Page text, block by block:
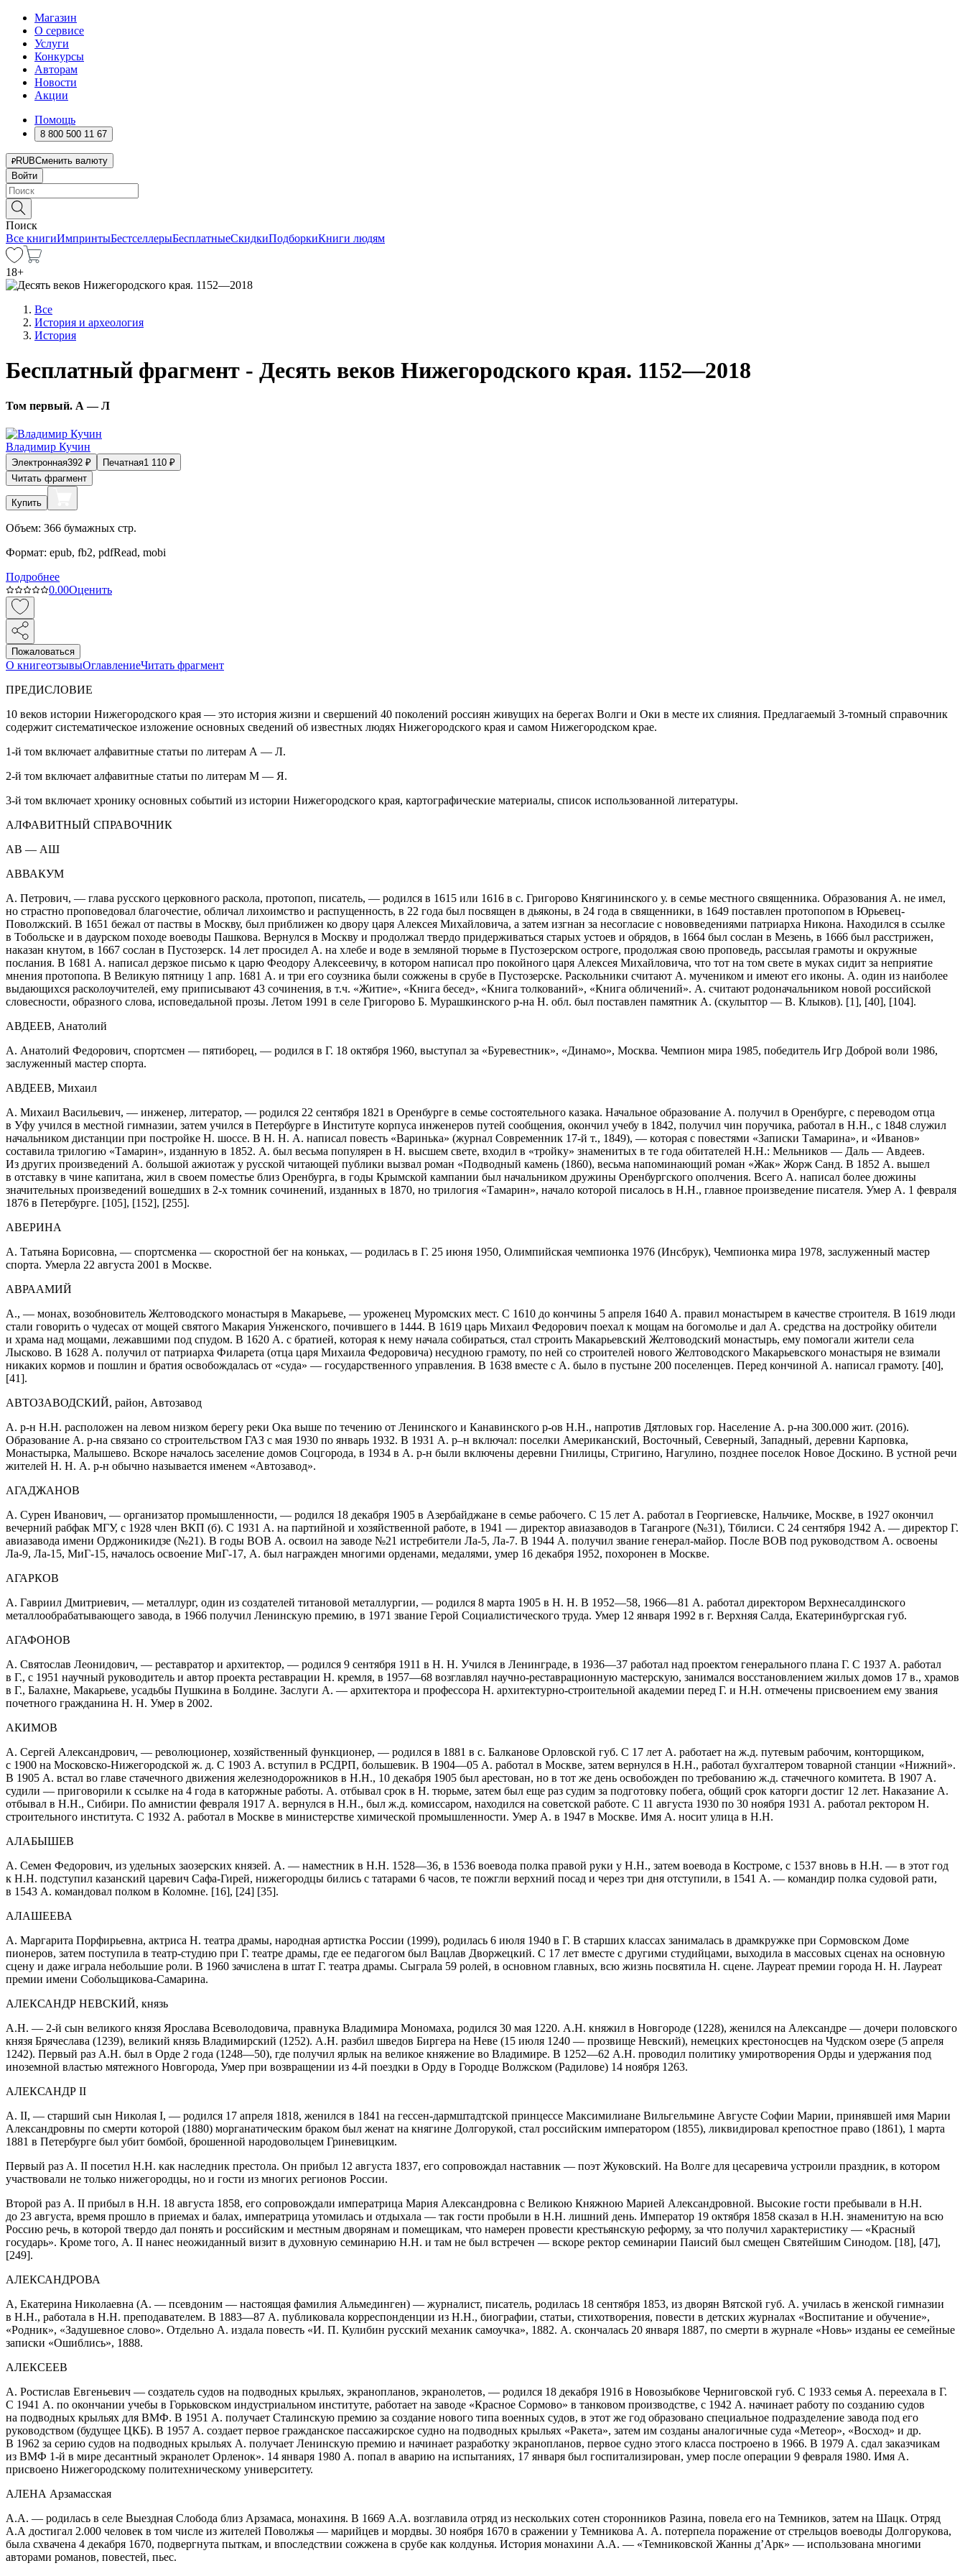
Магазин
О сервисе
Услуги
Конкурсы
Авторам
Новости
Акции
Помощь
8 800 500 11 67
RUBСменить валюту
Войти
Поиск
Все книгиИмпринтыБестселлерыБесплатныеСкидкиПодборкиКниги людям
18+
Все
История и археология
История
Бесплатный фрагмент - Десять веков Нижегородского края. 1152—2018
Том первый. А — Л
Владимир Кучин
Электронная392 ₽ Печатная1 110 ₽
Читать фрагмент
Купить
Объем: 366 бумажных стр.
Формат: epub, fb2, pdfRead, mobi
Подробнее
0.00Оценить
Пожаловаться
О книгеотзывыОглавлениеЧитать фрагмент
ПРЕДИСЛОВИЕ
10 веков истории Нижегородского края — это история жизни и свершений 40 поколений россиян живущих на берегах Волги и Оки в месте их слияния. Предлагаемый 3-томный справочник
содержит систематическое изложение основных сведений об известных людях Нижегородского края и самом Нижегородском крае.
1-й том включает алфавитные статьи по литерам А — Л.
2-й том включает алфавитные статьи по литерам М — Я.
3-й том включает хронику основных событий из истории Нижегородского края, картографические материалы, список использованной литературы.
АЛФАВИТНЫЙ СПРАВОЧНИК
АВ — АШ
АВВАКУМ
А. Петрович, — глава русского церковного раскола, протопоп, писатель, — родился в 1615 или 1616 в с. Григорово Княгининского у. в семье местного священника. Образования А. не имел,
но страстно проповедовал благочестие, обличал лихоимство и распущенность, в 22 года был посвящен в дьяконы, в 24 года в священники, в 1649 поставлен протопопом в Юрьевец-
Поволжский. В 1651 бежал от паствы в Москву, был приближен ко двору царя Алексея Михайловича, а затем изгнан за несогласие с нововведениями патриарха Никона. Находился в ссылке
в Тобольске и в даурском походе воеводы Пашкова. Вернулся в Москву и продолжал твердо придерживаться старых устоев и обрядов, в 1664 был сослан в Мезень, в 1666 был расстрижен,
наказан кнутом, в 1667 сослан в Пустозерск. 14 лет просидел А. на хлебе и воде в земляной тюрьме в Пустозерском остроге, продолжая свою проповедь, рассылая грамоты и окружные
послания. В 1681 А. написал дерзкое письмо к царю Феодору Алексеевичу, в котором написал про покойного царя Алексея Михайловича, что тот на том свете в муках сидит за неприятие
мнения протопопа. В Великую пятницу 1 апр. 1681 А. и три его соузника были сожжены в срубе в Пустозерске. Раскольники считают А. мучеником и имеют его иконы. А. один из наиболее
выдающихся расколоучителей, ему приписывают 43 сочинения, в т.ч. «Житие», «Книга бесед», «Книга толкований», «Книга обличений». А. считают родоначальником новой российской
словесности, образного слова, исповедальной прозы. Летом 1991 в селе Григорово Б. Мурашкинского р-на Н. обл. был поставлен памятник А. (скульптор — В. Клыков). [1], [40], [104].
АВДЕЕВ, Анатолий
А. Анатолий Федорович, спортсмен — пятиборец, — родился в Г. 18 октября 1960, выступал за «Буревестник», «Динамо», Москва. Чемпион мира 1985, победитель Игр Доброй воли 1986,
заслуженный мастер спорта.
АВДЕЕВ, Михаил
А. Михаил Васильевич, — инженер, литератор, — родился 22 сентября 1821 в Оренбурге в семье состоятельного казака. Начальное образование А. получил в Оренбурге, с переводом отца
в Уфу учился в местной гимназии, затем учился в Петербурге в Институте корпуса инженеров путей сообщения, окончил учебу в 1842, получил чин поручика, работал в Н.Н., с 1848 служил
начальником дистанции при постройке Н. шоссе. В Н. Н. А. написал повесть «Варинька» (журнал Современник 17-й т., 1849), — которая с повестями «Записки Тамарина», и «Иванов»
составила трилогию «Тамарин», изданную в 1852. А. был весьма популярен в Н. высшем свете, входил в «тройку» знаменитых в те года обитателей Н.Н.: Мельников — Даль — Авдеев.
Из других произведений А. большой ажиотаж у русской читающей публики вызвал роман «Подводный камень (1860), весьма напоминающий роман «Жак» Жорж Санд. В 1852 А. вышел
в отставку в чине капитана, жил в своем поместье близ Оренбурга, в годы Крымской кампании был начальником дружины Оренбургского ополчения. Всего А. написал более дюжины
значительных произведений вошедших в 2-х томник сочинений, изданных в 1870, но трилогия «Тамарин», начало которой писалось в Н.Н., главное произведение писателя. Умер А. 1 февраля
1876 в Петербурге. [105], [152], [255].
АВЕРИНА
А. Татьяна Борисовна, — спортсменка — скоростной бег на коньках, — родилась в Г. 25 июня 1950, Олимпийская чемпионка 1976 (Инсбрук), Чемпионка мира 1978, заслуженный мастер
спорта. Умерла 22 августа 2001 в Москве.
АВРААМИЙ
А., — монах, возобновитель Желтоводского монастыря в Макарьеве, — уроженец Муромских мест. С 1610 до кончины 5 апреля 1640 А. правил монастырем в качестве строителя. В 1619 люди
стали говорить о чудесах от мощей святого Макария Унженского, почившего в 1444. В 1619 царь Михаил Федорович поехал к мощам на богомолье и дал А. средства на достройку обители
и храма над мощами, лежавшими под спудом. В 1620 А. с братией, которая к нему начала собираться, стал строить Макарьевский Желтоводский монастырь, ему помогали жители села
Лысково. В 1628 А. получил от патриарха Филарета (отца царя Михаила Федоровича) несудною грамоту, по ней со строителей нового Желтоводского Макарьевского монастыря не взимали
никаких кормов и пошлин и братия освобождалась от «суда» — государственного управления. В 1638 вместе с А. было в пустыне 200 поселенцев. Перед кончиной А. написал грамоту. [40],
[41].
АВТОЗАВОДСКИЙ, район, Автозавод
А. р-н Н.Н. расположен на левом низком берегу реки Ока выше по течению от Ленинского и Канавинского р-ов Н.Н., напротив Дятловых гор. Население А. р-на 300.000 жит. (2016).
Образование А. р-на связано со строительством ГАЗ с мая 1930 по январь 1932. В 1931 А. р–н включал: поселки Американский, Восточный, Северный, Западный, деревни Карповка,
Монастырка, Малышево. Вскоре началось заселение домов Соцгорода, в 1934 в А. р-н были включены деревни Гнилицы, Стригино, Нагулино, позднее поселок Новое Доскино. В устной речи
жителей Н. Н. А. р-н обычно называется именем «Автозавод».
АГАДЖАНОВ
А. Сурен Иванович, — организатор промышленности, — родился 18 декабря 1905 в Азербайджане в семье рабочего. С 15 лет А. работал в Георгиевске, Нальчике, Москве, в 1927 окончил
вечерний рабфак МГУ, с 1928 член ВКП (б). С 1931 А. на партийной и хозяйственной работе, в 1941 — директор авиазаводов в Таганроге (№31), Тбилиси. С 24 сентября 1942 А. — директор Г.
авиазавода имени Орджоникидзе (№21). В годы ВОВ А. освоил на заводе №21 истребители Ла-5, Ла-7. В 1944 А. получил звание генерал-майор. После ВОВ под руководством А. освоены
Ла-9, Ла-15, МиГ-15, началось освоение МиГ-17, А. был награжден многими орденами, медалями, умер 16 декабря 1952, похоронен в Москве.
АГАРКОВ
А. Гавриил Дмитриевич, — металлург, один из создателей титановой металлургии, — родился 8 марта 1905 в Н. Н. В 1952—58, 1966—81 А. работал директором Верхнесалдинского
металлообрабатывающего завода, в 1966 получил Ленинскую премию, в 1971 звание Герой Социалистического труда. Умер 12 января 1992 в г. Верхняя Салда, Екатеринбургская губ.
АГАФОНОВ
А. Святослав Леонидович, — реставратор и архитектор, — родился 9 сентября 1911 в Н. Н. Учился в Ленинграде, в 1936—37 работал над проектом генерального плана Г. С 1937 А. работал
в Г., с 1951 научный руководитель и автор проекта реставрации Н. кремля, в 1957—68 возглавлял научно-реставрационную мастерскую, занимался восстановлением жилых домов 17 в., храмов
в Г., Балахне, Макарьеве, усадьбы Пушкина в Болдине. Заслуги А. — архитектора и профессора Н. архитектурно-строительной академии перед Г. и Н.Н. отмечены присвоением ему звания
почетного гражданина Н. Н. Умер в 2002.
АКИМОВ
А. Сергей Александрович, — революционер, хозяйственный функционер, — родился в 1881 в с. Балканове Орловской губ. С 17 лет А. работает на ж.д. путевым рабочим, конторщиком,
с 1900 на Московско-Нижегородской ж. д. С 1903 А. вступил в РСДРП, большевик. В 1904—05 А. работал в Москве, затем вернулся в Н.Н., работал бухгалтером товарной станции «Нижний».
В 1905 А. встал во главе стачечного движения железнодорожников в Н.Н., 10 декабря 1905 был арестован, но в тот же день освобожден по требованию ж.д. стачечного комитета. В 1907 А.
судили — приговорили к ссылке на 4 года в каторжные работы. А. отбывал срок в Н. тюрьме, затем был еще раз судим за подготовку побега, общий срок каторги достиг 12 лет. Наказание А.
отбывал в Н.Н., Сибири. По амнистии февраля 1917 А. вернулся в Н.Н., был ж.д. комиссаром, находился на советской работе. С 11 августа 1930 по 30 ноября 1931 А. работал ректором Н.
строительного института. С 1932 А. работал в Москве в министерстве химической промышленности. Умер А. в 1947 в Москве. Имя А. носит улица в Н.Н.
АЛАБЫШЕВ
А. Семен Федорович, из удельных заозерских князей. А. — наместник в Н.Н. 1528—36, в 1536 воевода полка правой руки у Н.Н., затем воевода в Костроме, с 1537 вновь в Н.Н. — в этот год
к Н.Н. подступил казанский царевич Сафа-Гирей, нижегородцы бились с татарами 6 часов, те пожгли верхний посад и через три дня отступили, в 1541 А. — командир полка судовой рати,
в 1543 А. командовал полком в Коломне. [16], [24] [35].
АЛАШЕЕВА
А. Маргарита Порфирьевна, актриса Н. театра драмы, народная артистка России (1999), родилась 6 июля 1940 в Г. В старших классах занималась в драмкружке при Сормовском Доме
пионеров, затем поступила в театр-студию при Г. театре драмы, где ее педагогом был Вацлав Дворжецкий. С 17 лет вместе с другими студийцами, выходила в массовых сценах на основную
сцену и даже играла небольшие роли. В 1960 зачислена в штат Г. театра драмы. Сыграла 59 ролей, в основном главных, всю жизнь посвятила Н. сцене. Лауреат премии города Н. Н. Лауреат
премии имени Собольщикова-Самарина.
АЛЕКСАНДР НЕВСКИЙ, князь
А.Н. — 2-й сын великого князя Ярослава Всеволодовича, правнука Владимира Мономаха, родился 30 мая 1220. А.Н. княжил в Новгороде (1228), женился на Александре — дочери половского
князя Брячеслава (1239), великий князь Владимирский (1252). А.Н. разбил шведов Биргера на Неве (15 июля 1240 — прозвище Невский), немецких крестоносцев на Чудском озере (5 апреля
1242). Первый раз А.Н. был в Орде 2 года (1248—50), где получил ярлык на великое княжение во Владимире. В 1252—62 А.Н. проводил политику умиротворения Орды и удержания под
иноземной властью мятежного Новгорода, Умер при возвращении из 4-й поездки в Орду в Городце Волжском (Радилове) 14 ноября 1263.
АЛЕКСАНДР II
А. II, — старший сын Николая I, — родился 17 апреля 1818, женился в 1841 на гессен-дармштадтской принцессе Максимилиане Вильгельмине Августе Софии Марии, принявшей имя Марии
Александровны по смерти которой (1880) морганатическим браком был женат на княгине Долгорукой, стал российским императором (1855), ликвидировал крепостное право (1861), 1 марта
1881 в Петербурге был убит бомбой, брошенной народовольцем Гриневицким.
Первый раз А. II посетил Н.Н. как наследник престола. Он прибыл 12 августа 1837, его сопровождал наставник — поэт Жуковский. На Волге для цесаревича устроили праздник, в котором
участвовали не только нижегородцы, но и гости из многих регионов России.
Второй раз А. II прибыл в Н.Н. 18 августа 1858, его сопровождали императрица Мария Александровна с Великою Княжною Марией Александровной. Высокие гости пребывали в Н.Н.
до 23 августа, время прошло в приемах и балах, императрица утомилась и отдыхала — так гости пробыли в Н.Н. лишний день. Император 19 октября 1858 сказал в Н.Н. знаменитую на всю
Россию речь, в которой твердо дал понять и российским и местным дворянам и помещикам, что намерен провести крестьянскую реформу, за что получил характеристику — «Красный
государь». Кроме того, А. II нанес неожиданный визит в духовную семинарию Н.Н. и там не был встречен — вскоре ректор семинарии Паисий был смещен Святейшим Синодом. [18], [47],
[249].
АЛЕКСАНДРОВА
А, Екатерина Николаевна (А. — псевдоним — настоящая фамилия Альмединген) — журналист, писатель, родилась 18 сентября 1853, из дворян Вятской губ. А. училась в женской гимназии
в Н.Н., работала в Н.Н. преподавателем. В 1883—87 А. публиковала корреспонденции из Н.Н., биографии, статьи, стихотворения, повести в детских журналах «Воспитание и обучение»,
«Родник», «Задушевное слово». Отдельно А. издала повесть «И. П. Кулибин русский механик самоучка», 1882. А. скончалась 20 января 1887, по смерти в журнале «Новь» изданы ее семейные
записки «Ошиблись», 1888.
АЛЕКСЕЕВ
А. Ростислав Евгеньевич — создатель судов на подводных крыльях, экранопланов, экранолетов, — родился 18 декабря 1916 в Новозыбкове Черниговской губ. С 1933 семья А. переехала в Г.
С 1941 А. по окончании учебы в Горьковском индустриальном институте, работает на заводе «Красное Сормово» в танковом производстве, с 1942 А. начинает работу по созданию судов
на подводных крыльях для ВМФ. В 1951 А. получает Сталинскую премию за создание нового типа военных судов, в этот же год образовано специальное подразделение завода под его
руководством (будущее ЦКБ). В 1957 А. создает первое гражданское пассажирское судно на подводных крыльях «Ракета», затем им созданы аналогичные суда «Метеор», «Восход» и др.
В 1962 за серию судов на подводных крыльях А. получает Ленинскую премию и начинает разработку экранопланов, первое судно этого класса построено в 1966. В 1979 А. сдал заказчикам
из ВМФ 1-й в мире десантный экранолет Орленок». 14 января 1980 А. попал в аварию на испытаниях, 17 января был госпитализирован, умер после операции 9 февраля 1980. Имя А.
присвоено Нижегородскому политехническому университету.
АЛЕНА Арзамасская
А.А. — родилась в селе Выездная Слобода близ Арзамаса, монахиня. В 1669 А.А. возглавила отряд из нескольких сотен сторонников Разина, повела его на Темников, затем на Шацк. Отряд
А.А достигал 2.000 человек в том числе из жителей Поволжья — марийцев и мордвы. 30 ноября 1670 в сражении у Темникова А. А. потерпела поражение от стрельцов воеводы Долгорукова,
была схвачена 4 декабря 1670, подвергнута пыткам, и впоследствии сожжена в срубе как колдунья. История монахини А.А. — «Темниковской Жанны д’Арк» — использована многими
авторами романов, повестей, пьес.